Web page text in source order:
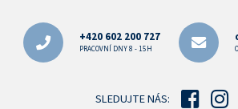
+420 602 200 727
PRACOVNÍ DNY 8 - 15H
SLEDUJTE NÁS: